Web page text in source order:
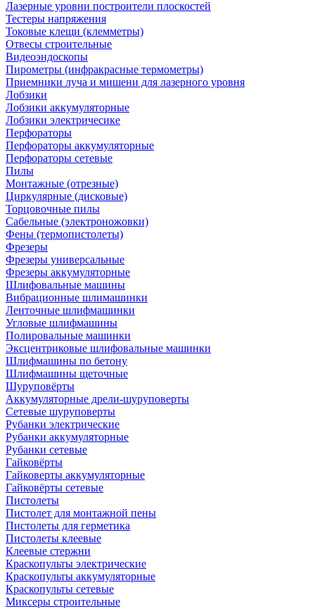
Лазерные уровни построители плоскостей
Тестеры напряжения
Токовые клещи (клемметры)
Отвесы строительные
Видеоэндоскопы
Пирометры (инфракрасные термометры)
Приемники луча и мишени для лазерного уровня
Лобзики
Лобзики аккумуляторные
Лобзики электричесике
Перфораторы
Перфораторы аккумуляторные
Перфораторы сетевые
Пилы
Монтажные (отрезные)
Циркулярные (дисковые)
Торцовочные пилы
Сабельные (электроножовки)
Фены (термопистолеты)
Фрезеры
Фрезеры универсальные
Фрезеры аккумуляторные
Шлифовальные машины
Вибрационные шлимашинки
Ленточные шлифмашинки
Угловые шлифмашины
Полировальные машинки
Эксцентриковые шлифовальные машинки
Шлифмашины по бетону
Шлифмашины щеточные
Шуруповёрты
Аккумуляторные дрели-шуруповерты
Сетевые шуруповерты
Рубанки электрические
Рубанки аккумуляторные
Рубанки сетевые
Гайковёрты
Гайковерты аккумуляторные
Гайковёрты сетевые
Пистолеты
Пистолет для монтажной пены
Пистолеты для герметика
Пистолеты клеевые
Клеевые стержни
Краскопульты электрические
Краскопульты аккумуляторные
Краскопульты сетевые
Миксеры строительные